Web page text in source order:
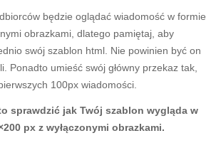
będzie oglądać wiadomość w formie
obrazkami, dlatego pamiętaj, aby
swój szablon html. Nie powinien być on
Ponadto umieść swój główny przekaz tak,
100px wiadomości.
sprawdzić jak Twój szablon wygląda w
px z wyłączonymi obrazkami.